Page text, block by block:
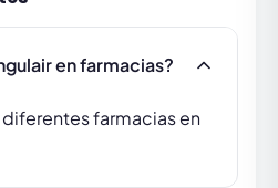
en farmacias?
farmacias en